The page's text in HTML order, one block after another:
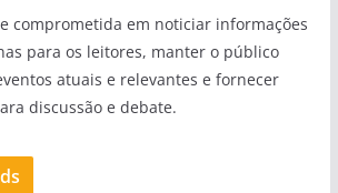
comprometida em noticiar informações
para os leitores, manter o público
atuais e relevantes e fornecer
discussão e debate.